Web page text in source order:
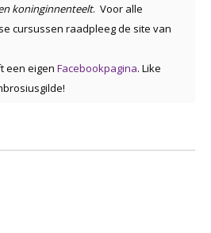
koninginnenteelt. Voor alle
cursussen raadpleeg de site van
een eigen Facebookpagina. Like